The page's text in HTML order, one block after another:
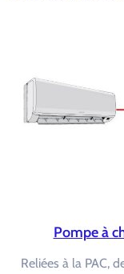
Pompe à
Reliées à la PAC,